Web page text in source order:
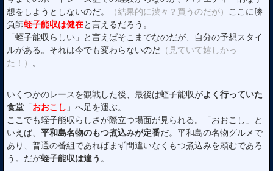
想をしようとしないのだ。
（結果的に渋々？買うのだが）
ここに勝
負師蛭子能収は健在と言えるだろう。
「蛭子能収らしい」と言えばそこまでなのだが、自分の予想スタイ
ルがある。それは今でも変わらないのだ （見ていて嬉しかっ
た！）
。
いくつかのレースを観戦した後、最後は蛭子能収がよく行っていた
食堂 「おおこし 」へ足を運ぶ。
ここでも蛭子能収らしさが際立つ場面が見られる。「おおこし」と
いえば、 平和島名物のもつ煮込みが定番だ。平和島の名物グルメで
あり、普通の番組であればまず間違いなくもつ煮込みを頼むであろ
う。だが蛭子能収は違う 。